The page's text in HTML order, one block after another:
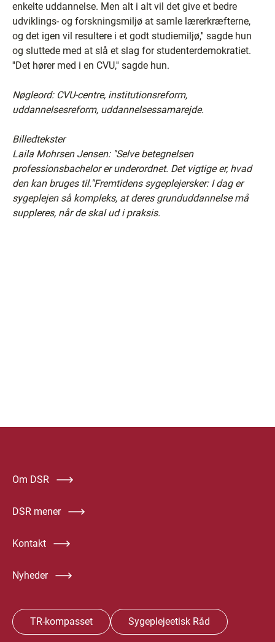
enkelte uddannelse. Men alt i alt vil det give et bedre
udviklings- og forskningsmiljø at samle lærerkræfterne,
og det igen vil resultere i et godt studiemiljø,'' sagde hun
og sluttede med at slå et slag for studenterdemokratiet.
''Det hører med i en CVU,'' sagde hun.
Nøgleord: CVU-centre, institutionsreform,
uddannelsesreform, uddannelsessamarejde.
Billedtekster
Laila Mohrsen Jensen: ''Selve betegnelsen
professionsbachelor er underordnet. Det vigtige er, hvad
den kan bruges til.''Fremtidens sygeplejersker: I dag er
sygeplejen så kompleks, at deres grunduddannelse må
suppleres, når de skal ud i praksis.
Om DSR
DSR mener
Kontakt
Nyheder
TR-kompasset Sygeplejeetisk Råd